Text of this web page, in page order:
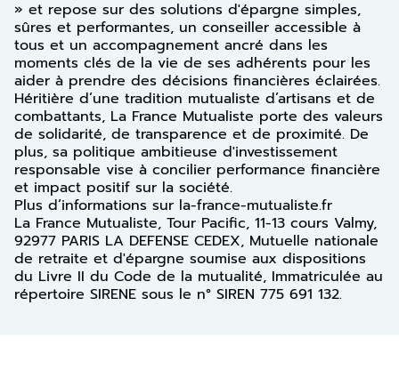
» et repose sur des solutions d'épargne simples,
sûres et performantes, un conseiller accessible à
tous et un accompagnement ancré dans les
moments clés de la vie de ses adhérents pour les
aider à prendre des décisions financières éclairées.
Héritière d’une tradition mutualiste d’artisans et de
combattants, La France Mutualiste porte des valeurs
de solidarité, de transparence et de proximité. De
plus, sa politique ambitieuse d'investissement
responsable vise à concilier performance financière
et impact positif sur la société.
Plus d’informations sur la-france-mutualiste.fr
La France Mutualiste, Tour Pacific, 11-13 cours Valmy,
92977 PARIS LA DEFENSE CEDEX, Mutuelle nationale
de retraite et d'épargne soumise aux dispositions
du Livre II du Code de la mutualité, Immatriculée au
répertoire SIRENE sous le n° SIREN 775 691 132.